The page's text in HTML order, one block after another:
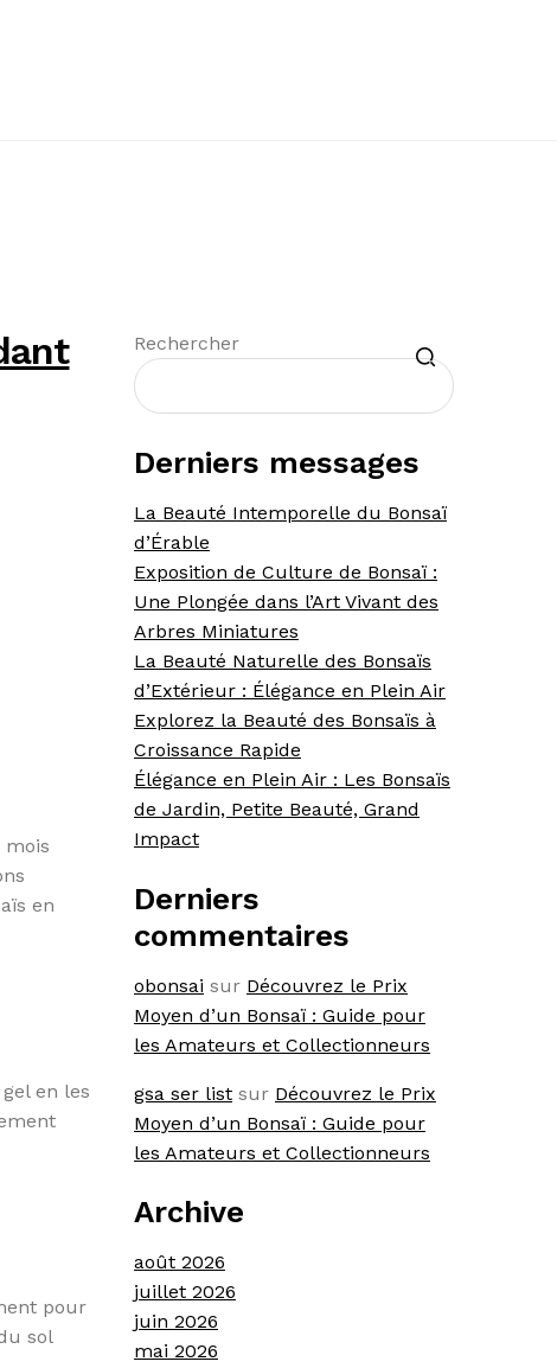
mois
en
en les
pour
sol
Rechercher
Recherche
Derniers messages
La Beauté Intemporelle du Bonsaï
d’Érable
Exposition de Culture de Bonsaï :
Une Plongée dans l’Art Vivant des
Arbres Miniatures
La Beauté Naturelle des Bonsaïs
d’Extérieur : Élégance en Plein Air
Explorez la Beauté des Bonsaïs à
Croissance Rapide
Élégance en Plein Air : Les Bonsaïs
de Jardin, Petite Beauté, Grand
Impact
Derniers
commentaires
obonsai sur Découvrez le Prix
Moyen d’un Bonsaï : Guide pour
les Amateurs et Collectionneurs
gsa ser list sur Découvrez le Prix
Moyen d’un Bonsaï : Guide pour
les Amateurs et Collectionneurs
Archive
août 2026
juillet 2026
juin 2026
mai 2026